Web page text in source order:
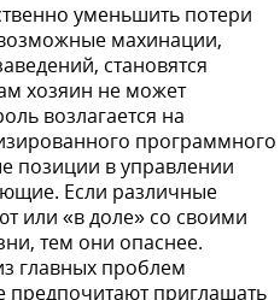
уменьшить поте­ри
махинации,
становятся
хозяин не может
возлагается на
про­граммного
позиции в управлении
Если различные
или «в доле» со своими
тем они опаснее.
глав­ных проблем
предпочитают приглашать